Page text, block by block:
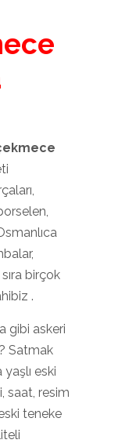
birçok
.
gibi askeri
Satmak
eski
saat, resim
teneke